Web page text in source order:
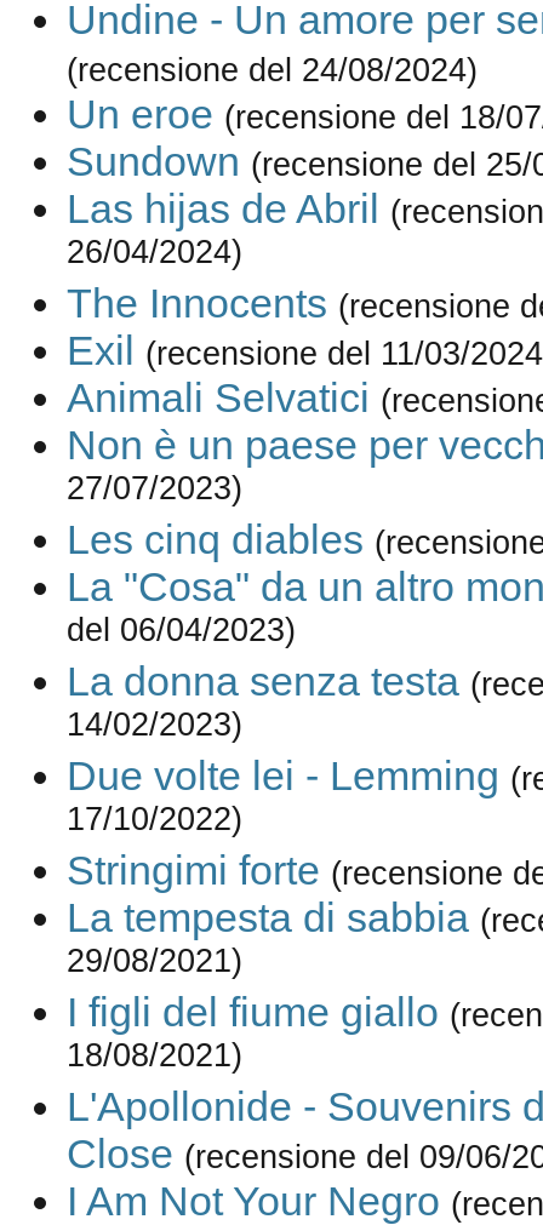
Undine - Un amore per
(recensione del 24/08/2024)
Un eroe (recensione del 18/
Sundown (recensione del 25/
Las hijas de Abril
26/04/2024)
The Innocents (recensione
Exil (recensione del 11/03/
Animali Selvatici
Non è un paese per
27/07/2023)
Les cinq diables
La "Cosa" da un altro
del 06/04/2023)
La donna senza testa
14/02/2023)
Due volte lei - Lemming
17/10/2022)
Stringimi forte (recensione
La tempesta di sabbia
29/08/2021)
I figli del fiume giallo
18/08/2021)
L'Apollonide - Souvenirs
Close (recensione del 09/06/
I Am Not Your Negro